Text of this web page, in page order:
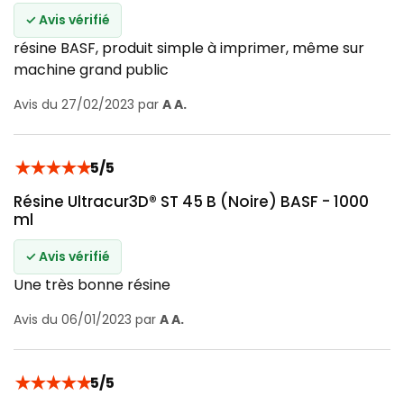
✓ Avis vérifié
résine BASF, produit simple à imprimer, même sur
machine grand public
Avis du 27/02/2023 par A A.
★★★★★5/5
Résine Ultracur3D® ST 45 B (Noire) BASF - 1000
ml
✓ Avis vérifié
Une très bonne résine
Avis du 06/01/2023 par A A.
★★★★★5/5